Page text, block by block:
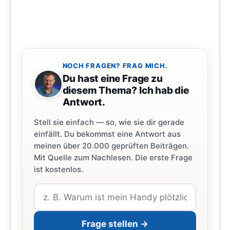
NOCH FRAGEN? FRAG MICH.
Du hast eine Frage zu
diesem Thema? Ich hab die
Antwort.
Stell sie einfach — so, wie sie dir gerade
einfällt. Du bekommst eine Antwort aus
meinen über 20.000 geprüften Beiträgen.
Mit Quelle zum Nachlesen. Die erste Frage
ist kostenlos.
Frage stellen →